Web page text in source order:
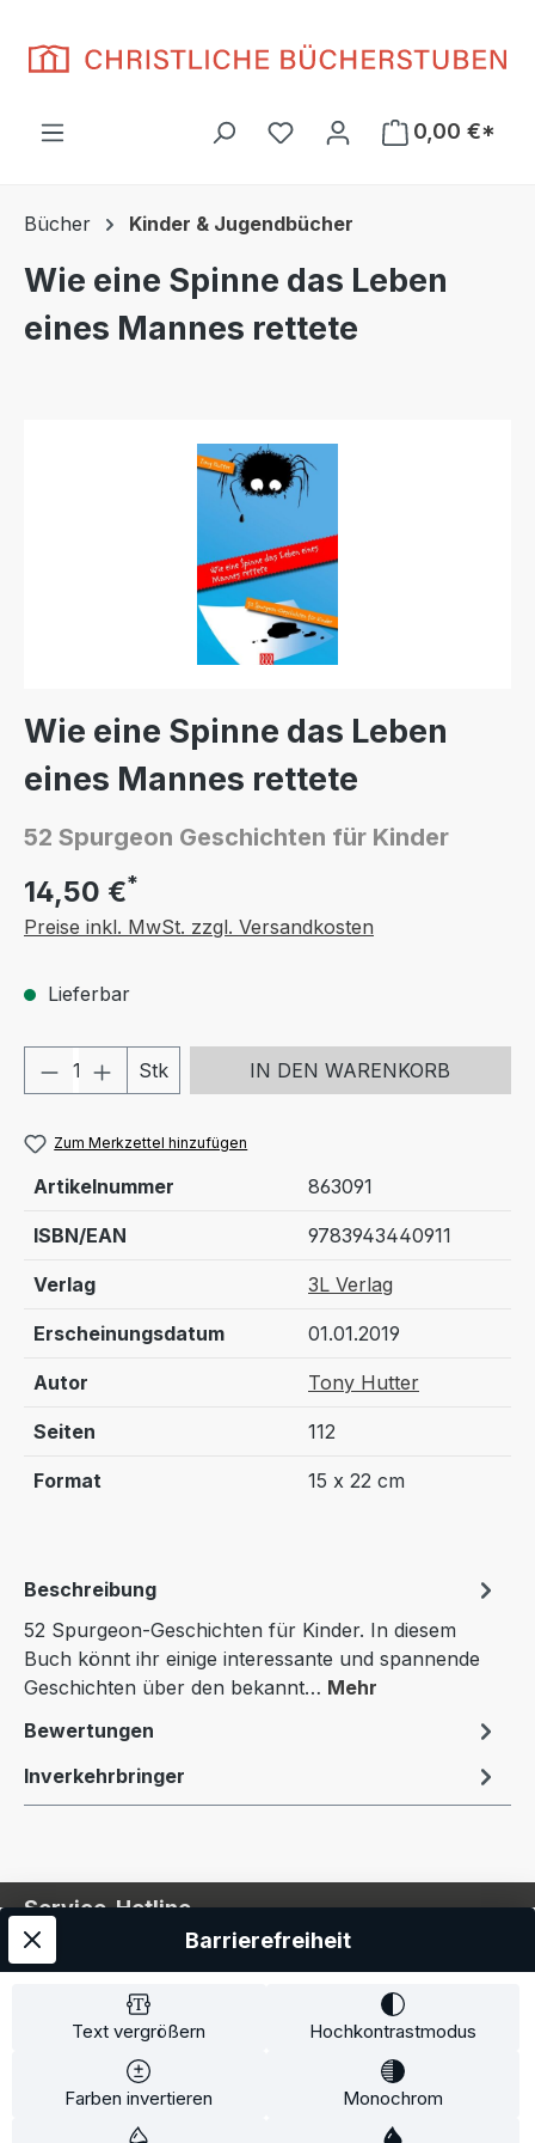
Du hast 0 Produkte auf
0,00 €*
Bücher Kinder & Jugendbücher
Wie eine Spinne das Leben
eines Mannes rettete
Wie eine Spinne das Leben
eines Mannes rettete
52 Spurgeon Geschichten für Kinder
14,50 €*
Preise inkl. MwSt. zzgl. Versandkosten
Lieferbar
Produkt Anzahl: Gib den
Stk IN DEN WARENKORB
Zum Merkzettel hinzufügen
Artikelnummer 863091
ISBN/EAN 9783943440911
Verlag 3L Verlag
Erscheinungsdatum 01.01.2019
Autor Tony Hutter
Seiten 112
Format 15 x 22 cm
Beschreibung
52 Spurgeon-Geschichten für Kinder. In diesem
Buch könnt ihr einige interessante und spannende
Geschichten über den bekannt… Mehr
Bewertungen
Inverkehrbringer
Service-Hotline
Service
Information
Text vergrößern Hochkontrastmodus
Farben invertieren Monochrom
Barrierefreiheit